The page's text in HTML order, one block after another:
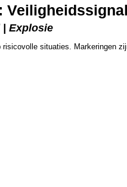
| Explosie
situaties. Markeringen